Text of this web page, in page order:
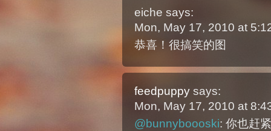
eiche says:
Mon, May 17, 2010 at
恭喜！很搞笑的图
feedpuppy says:
Mon, May 17, 2010 at
@bunnyboooski: 你也赶